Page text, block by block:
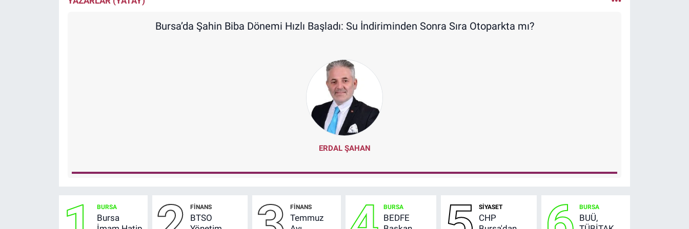
Bursa’da Şahin Biba Dönemi Hızlı Başladı: Su İndiriminden Sonra Sıra Otoparkta mı?
ERDAL ŞAHAN
BURSA
Bursa
FİNANS
BTSO
FİNANS
Temmuz
BURSA
BEDFE
SİYASET
CHP
BURSA
BUÜ,